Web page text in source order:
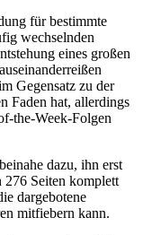
für bestimmte
wechselnden
eines großen
Gegensatz zu der
Faden hat, allerdings
the-Week-Folgen
dazu, ihn erst
276 Seiten komplett
dargebotene
mitfiebern kann.